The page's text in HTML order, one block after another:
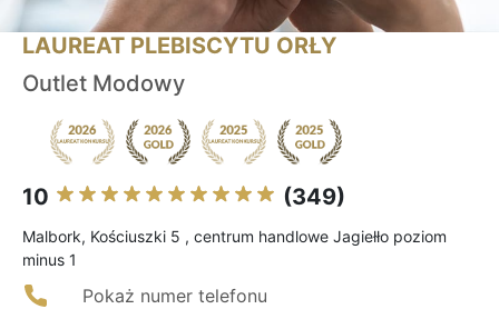
LAUREAT PLEBISCYTU ORŁY
Outlet Modowy
10 (349)
Malbork, Kościuszki 5 , centrum handlowe Jagiełło poziom
minus 1
Pokaż numer telefonu